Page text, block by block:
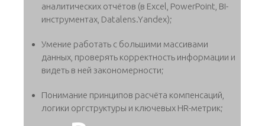
аналитических отчётов (в Excel, PowerPoint, BI-
инструментах, Datalens.Yandex);
Умение работать с большими массивами
данных, проверять корректность информации и
видеть в ней закономерности;
Понимание принципов расчёта компенсаций,
логики оргструктуры и ключевых HR-метрик;